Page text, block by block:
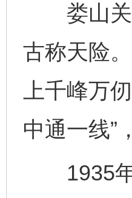
娄山关
古称天险
上千峰万
中通一线”
1935年